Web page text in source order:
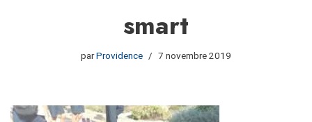
smart
parProvidence 7 novembre 2019